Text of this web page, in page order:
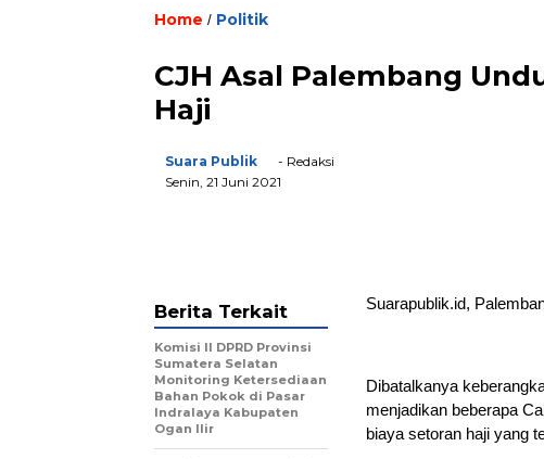
Home / Politik
CJH Asal Palembang
Haji
Suara Publik
- Redaksi
Senin, 21 Juni 2021
Suarapublik.id,
Dibatalkanya
menjadikan beberapa
biaya setoran haji yang
Berita Terkait
Komisi II DPRD Provinsi
Sumatera Selatan
Monitoring Ketersediaan
Bahan Pokok di Pasar
Indralaya Kabupaten
Ogan Ilir